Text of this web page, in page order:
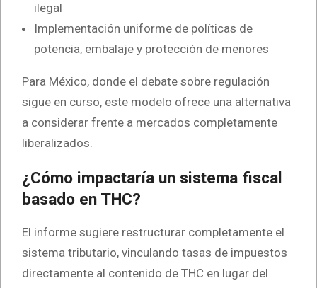
ilegal
Implementación uniforme de políticas de
potencia, embalaje y protección de menores
Para México, donde el debate sobre regulación
sigue en curso, este modelo ofrece una alternativa
a considerar frente a mercados completamente
liberalizados.
¿Cómo impactaría un sistema fiscal
basado en THC?
El informe sugiere restructurar completamente el
sistema tributario, vinculando tasas de impuestos
directamente al contenido de THC en lugar del